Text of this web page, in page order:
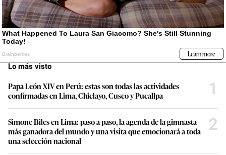
Lo más visto
Papa León XIV en Perú: estas son todas las actividades
confirmadas en Lima, Chiclayo, Cusco y Pucallpa
1
Simone Biles en Lima: paso a paso, la agenda de la gimnasta
más ganadora del mundo y una visita que emocionará a toda
una selección nacional
2